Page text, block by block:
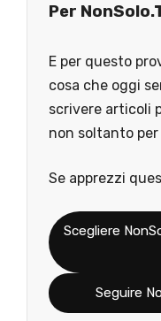
Per
E per questo
cosa che oggi
scrivere articoli
non soltanto
Se apprezzi
Scegliere
Seguire